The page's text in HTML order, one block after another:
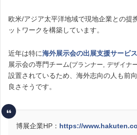
欧米/アジア太平洋地域で現地企業との提
ットワークを構築しています。
近年は特に海外展示会の出展支援サービス
展示会の専門チーム(プランナー, デザイナ
設置されているため、海外志向の人も前
良さそうです。
博展企業HP： https://